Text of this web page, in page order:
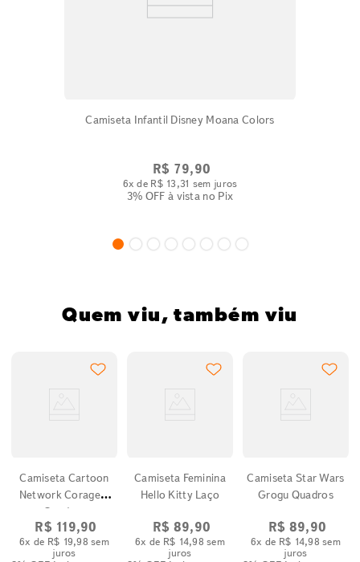
Camiseta Infantil Disney Moana Colors
R$ 79,90
6x de R$ 13 ,31 sem juros
3% OFF à vista no Pix
Quem viu, também viu
Camiseta Cartoon
Network Coragem
Quadros
R$ 119,90
6x de R$ 19,98 sem
juros
Camiseta Feminina
Hello Kitty Laço
R$ 89,90
6x de R$ 14,98 sem
juros
Camiseta Star Wars
Grogu Quadros
R$ 89,90
6x de R$ 14,98 sem
juros